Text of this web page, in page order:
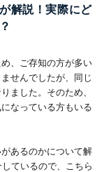
解説！実際にど
、ご存知の方が多い
せんでしたが、同じ
ました。そのため、
なっている方もいる
あるのかについて解
ているので、こちら